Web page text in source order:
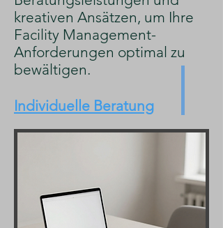
kreativen Ansätzen, um Ihre
Facility Management-
Anforderungen optimal zu
bewältigen.
Individuelle Beratung